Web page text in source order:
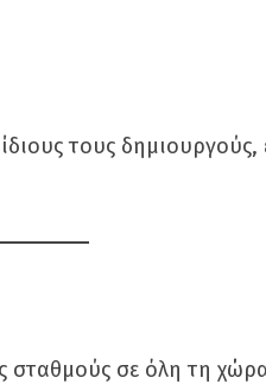
τους
σταθμούς σε όλη τη